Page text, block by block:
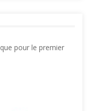
pour le premier